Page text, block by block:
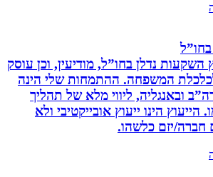
נדלן בחו”ל, מודיעין, וכן עוסק
המשפחה. ההתמחות שלי הינה
ליווי מלא של תהליך
הינו ייעוץ אובייקטיבי ולא
יזם כלשהו.